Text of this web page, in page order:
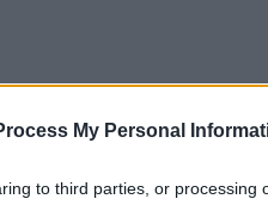
My Personal
to third parties, or processing